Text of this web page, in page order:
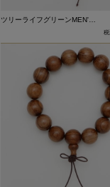
ツリーライフグリーンMEN'…